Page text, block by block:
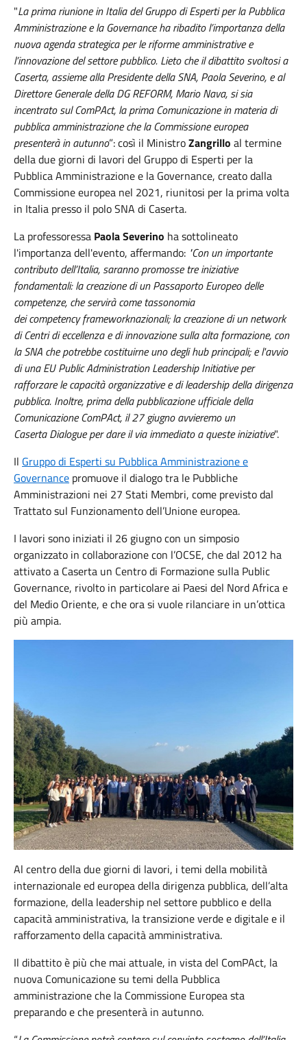
"La prima riunione in Italia del Gruppo di Esperti per la Pubblica
Amministrazione e la Governance ha ribadito l’importanza della
nuova agenda strategica per le riforme amministrative e
l’innovazione del settore pubblico. Lieto che il dibattito svoltosi a
Caserta, assieme alla Presidente della SNA, Paola Severino, e al
Direttore Generale della DG REFORM, Mario Nava, si sia
incentrato sul ComPAct, la prima Comunicazione in materia di
pubblica amministrazione che la Commissione europea
presenterà in autunno”: così il MinistroZangrillo al termine
della due giorni di lavori del Gruppo di Esperti per la
Pubblica Amministrazione e la Governance, creato dalla
Commissione europea nel 2021, riunitosi per la prima volta
in Italia presso il polo SNA di Caserta.
La professoressa Paola Severino ha sottolineato
l'importanza dell'evento, affermando: "Con un importante
contributo dell’Italia, saranno promosse tre iniziative
fondamentali: la creazione di un Passaporto Europeo delle
competenze, che servirà come tassonomia
dei competency frameworknazionali; la creazione di un network
di Centri di eccellenza e di innovazione sulla alta formazione, con
la SNA che potrebbe costituirne uno degli hub principali; e l'avvio
di una EU Public Administration Leadership Initiative per
rafforzare le capacità organizzative e di leadership della dirigenza
pubblica. Inoltre, prima della pubblicazione ufficiale della
Comunicazione ComPAct, il 27 giugno avvieremo un
Caserta Dialogue per dare il via immediato a queste iniziative".
Il Gruppo di Esperti su Pubblica Amministrazione e
Governance promuove il dialogo tra le Pubbliche
Amministrazioni nei 27 Stati Membri, come previsto dal
Trattato sul Funzionamento dell’Unione europea.
I lavori sono iniziati il 26 giugno con un simposio
organizzato in collaborazione con l’OCSE, che dal 2012 ha
attivato a Caserta un Centro di Formazione sulla Public
Governance, rivolto in particolare ai Paesi del Nord Africa e
del Medio Oriente, e che ora si vuole rilanciare in un’ottica
più ampia.
Al centro della due giorni di lavori, i temi della mobilità
internazionale ed europea della dirigenza pubblica, dell’alta
formazione, della leadership nel settore pubblico e della
capacità amministrativa, la transizione verde e digitale e il
rafforzamento della capacità amministrativa.
Il dibattito è più che mai attuale, in vista del ComPAct, la
nuova Comunicazione su temi della Pubblica
amministrazione che la Commissione Europea sta
preparando e che presenterà in autunno.